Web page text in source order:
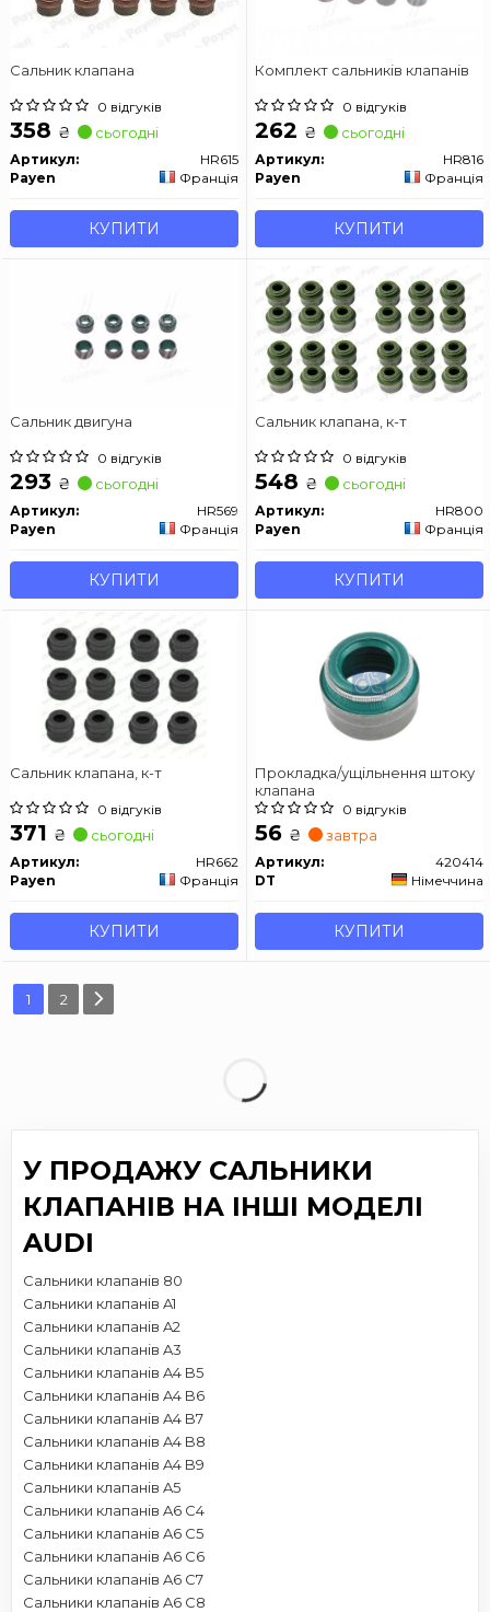
Сальник клапана
0 відгуків
358 ₴ сьогодні
Артикул:
HR615
Payen
Франція
КУПИТИ
Комплект сальників клапанів
0 відгуків
262 ₴ сьогодні
Артикул:
HR816
Payen
Франція
КУПИТИ
Сальник двигуна
0 відгуків
293 ₴ сьогодні
Артикул:
HR569
Payen
Франція
КУПИТИ
Сальник клапана, к-т
0 відгуків
548 ₴ сьогодні
Артикул:
HR800
Payen
Франція
КУПИТИ
Сальник клапана, к-т
0 відгуків
371 ₴ сьогодні
Артикул:
HR662
Payen
Франція
КУПИТИ
Прокладка/ущільнення штоку
клапана
0 відгуків
56 ₴ завтра
Артикул:
420414
DT
Німеччина
КУПИТИ
1 2
У ПРОДАЖУ САЛЬНИКИ
КЛАПАНІВ НА ІНШІ МОДЕЛІ
AUDI
Сальники клапанів 80
Сальники клапанів A1
Сальники клапанів A2
Сальники клапанів A3
Сальники клапанів A4 B5
Сальники клапанів A4 B6
Сальники клапанів A4 B7
Сальники клапанів A4 B8
Сальники клапанів A4 B9
Сальники клапанів A5
Сальники клапанів A6 C4
Сальники клапанів A6 C5
Сальники клапанів A6 C6
Сальники клапанів A6 C7
Сальники клапанів A6 C8